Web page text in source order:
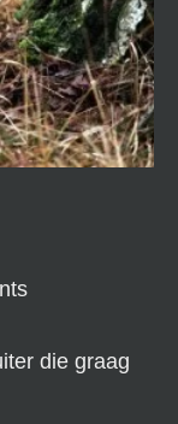
die graag